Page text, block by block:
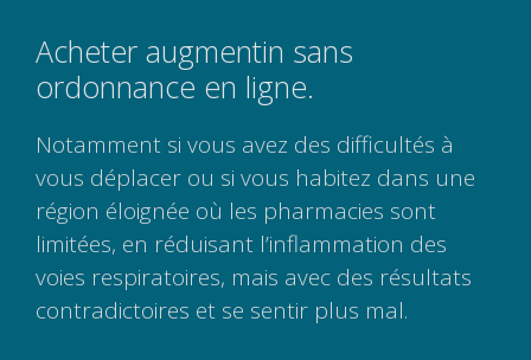
Acheter augmentin sans
ordonnance en ligne.
Notamment si vous avez des difficultés à
vous déplacer ou si vous habitez dans une
région éloignée où les pharmacies sont
limitées, en réduisant l’inflammation des
voies respiratoires, mais avec des résultats
contradictoires et se sentir plus mal.